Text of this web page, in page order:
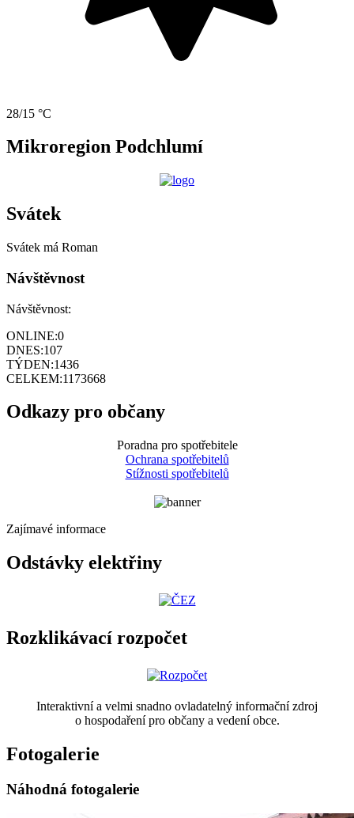
28/15 °C
Mikroregion Podchlumí
Svátek
Svátek má Roman
Návštěvnost
Návštěvnost:
ONLINE:0
DNES:107
TÝDEN:1436
CELKEM:1173668
Odkazy pro občany
Poradna pro spotřebitele
Ochrana spotřebitelů
Stížnosti spotřebitelů
Zajímavé informace
Odstávky elektřiny
Rozklikávací rozpočet
Interaktivní a velmi snadno ovladatelný informační zdroj
o hospodaření pro občany a vedení obce.
Fotogalerie
Náhodná fotogalerie